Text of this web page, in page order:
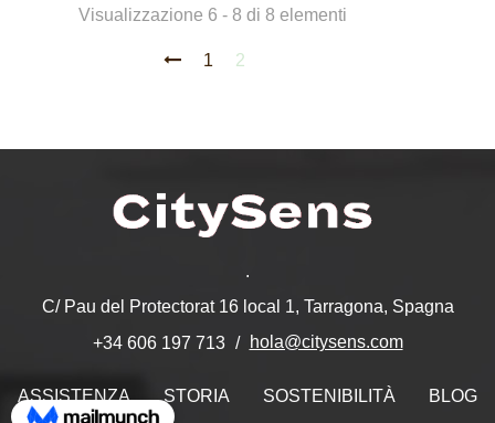
Visualizzazione 6 - 8 di 8 elementi
1 2
.
C/ Pau del Protectorat 16 local 1, Tarragona, Spagna
+34 606 197 713
hola@citysens.com
ASSISTENZA STORIA SOSTENIBILITÀ BLOG